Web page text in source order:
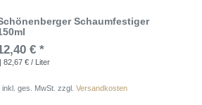
Schaumfestiger
€ *
| 82,67 € / Liter
inkl. ges. MwSt. zzgl.Versandkosten